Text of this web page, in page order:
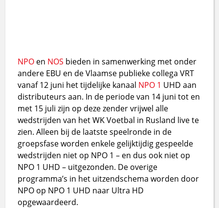
NPO en NOS bieden in samenwerking met onder
andere EBU en de Vlaamse publieke collega VRT
vanaf 12 juni het tijdelijke kanaal NPO 1 UHD aan
distributeurs aan. In de periode van 14 juni tot en
met 15 juli zijn op deze zender vrijwel alle
wedstrijden van het WK Voetbal in Rusland live te
zien. Alleen bij de laatste speelronde in de
groepsfase worden enkele gelijktijdig gespeelde
wedstrijden niet op NPO 1 – en dus ook niet op
NPO 1 UHD – uitgezonden. De overige
programma’s in het uitzendschema worden door
NPO op NPO 1 UHD naar Ultra HD
opgewaardeerd.